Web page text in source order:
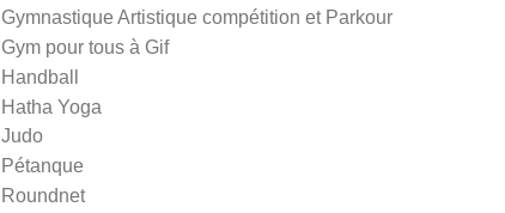
Gymnastique Artistique compétition et Parkour
Gym pour tous à Gif
Handball
Hatha Yoga
Judo
Pétanque
Roundnet